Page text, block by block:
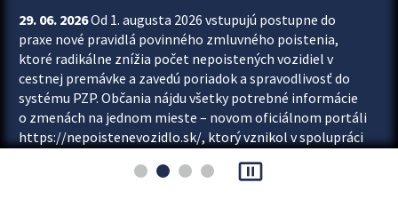
29. 06. 2026Od 1. augusta 2026 vstupujú postupne do
praxe nové pravidlá povinného zmluvného poistenia,
ktoré radikálne znížia počet nepoistených vozidiel v
cestnej premávke a zavedú poriadok a spravodlivosť do
systému PZP. Občania nájdu všetky potrebné informácie
o zmenách na jednom mieste – novom oficiálnom portáli
https://nepoistenevozidlo.sk/, ktorý vznikol v spolupráci
asociácie poisťovní (SLASPO) a Ministerstva vnútra SR.
pause_presentation